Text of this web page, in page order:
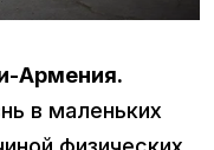
Армения.
в маленьких